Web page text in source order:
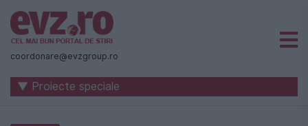
Știri
naționale
internaționale
coordonare@evzgroup.ro
▼ Proiecte speciale